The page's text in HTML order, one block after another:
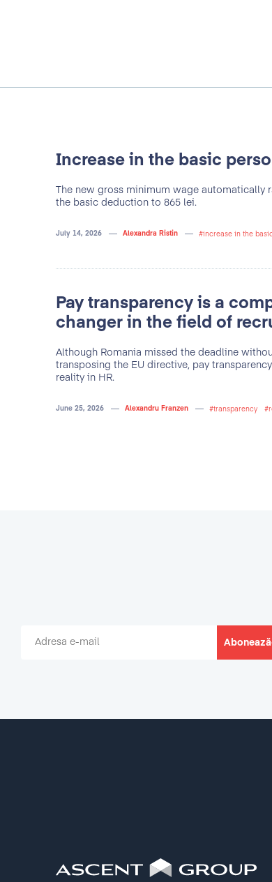
Increase in the basic
The new gross minimum wage automatically
the basic deduction to 865 lei.
July 14, 2026 Alexandra Ristin increase in the
Pay transparency is a
changer in the field of
Although Romania missed the deadline
transposing the EU directive, pay
reality in HR.
June 25, 2026 Alexandru Franzen transparency
și companiei din
pleci cu
pozitivă și mult
organizațională,
orice tip de
să creeze, dar și
de nădejde, un
în a te asculta și
pentru noi, ci un
intensitate